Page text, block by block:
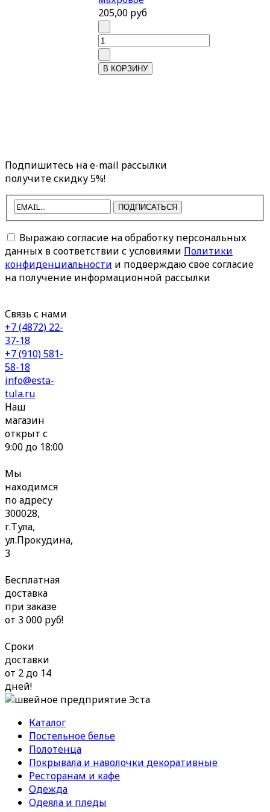
205,00 руб
Подпишитесь на e-mail рассылки
получите скидку 5%!
ПОДПИСАТЬСЯ
Выражаю согласие на обработку персональных
данных в соответствии с условиями Политики
конфиденциальности и подверждаю свое согласие
на получение информационной рассылки
Связь с нами
+7 (4872) 22-
37-18
+7 (910) 581-
58-18
info@esta-
tula.ru
Наш
магазин
открыт с
9:00 до 18:00
Мы
находимся
по адресу
300028,
г.Тула,
ул.Прокудина,
3
Бесплатная
доставка
при заказе
от 3 000 руб!
Сроки
доставки
от 2 до 14
дней!
Каталог
Постельное белье
Полотенца
Покрывала и наволочки декоративные
Ресторанам и кафе
Одежда
Одеяла и пледы